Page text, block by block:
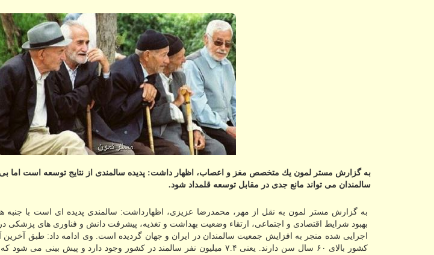
به گزارش مستر لمون یك متخصص مغز و اعصاب، اظهار داشت: پدیده سالمندی از نتایج توسعه است اما بی
سالمندان می تواند مانع جدی در مقابل توسعه قلمداد شود.
به گزارش مستر لمون به نقل از مهر، محمدرضا عزیزی، اظهارداشت: سالمندی پدیده ای است با جنبه
بهبود شرایط اقتصادی و اجتماعی، ارتقاء وضعیت بهداشت و تغذیه، پیشرفت دانش و فناوری های پزشكی در